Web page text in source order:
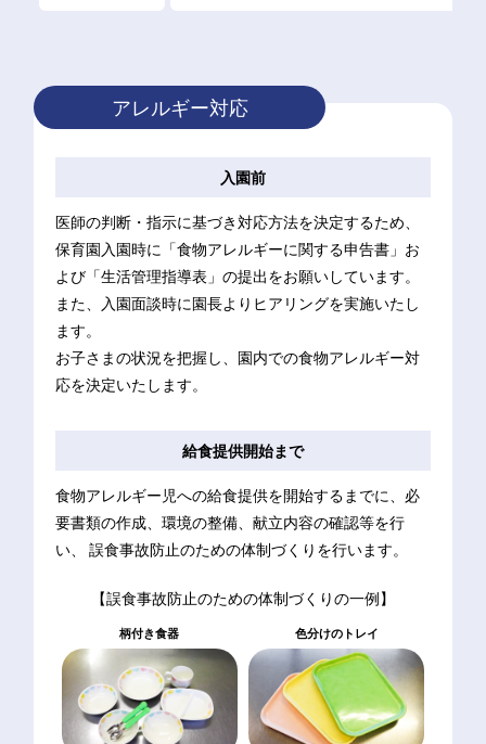
アレルギー対応
入園前
医師の判断・指示に基づき対応方法を決定するため、
保育園入園時に「食物アレルギーに関する申告書」お
よび「生活管理指導表」の提出をお願いしています。
また、入園面談時に園長よりヒアリングを実施いたし
ます。
お子さまの状況を把握し、園内での食物アレルギー対
応を決定いたします。
給食提供開始まで
食物アレルギー児への給食提供を開始するまでに、必
要書類の作成、環境の整備、献立内容の確認等を行
い、
誤食事故防止のための体制づくりを行います。
【誤食事故防止のための体制づくりの一例】
柄付き食器 色分けのトレイ